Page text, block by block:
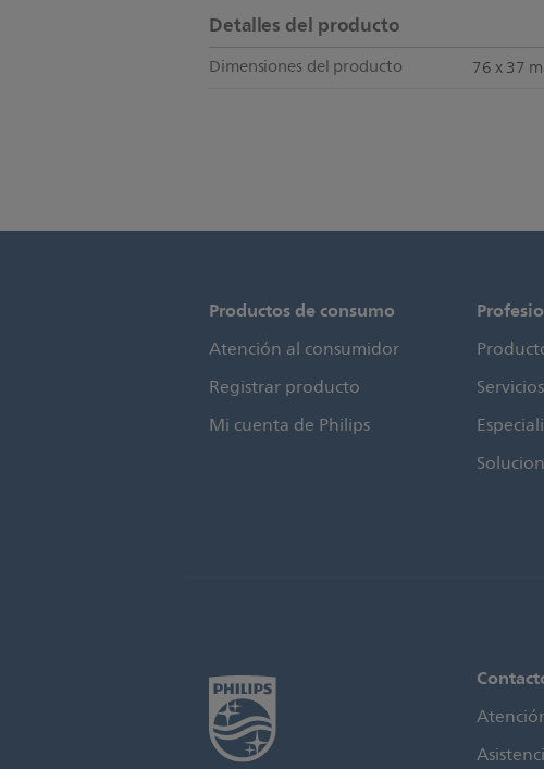
Detalles del producto
Dimensiones del producto 76 x 37
Productos de consumo
Atención al consumidor
Registrar producto
Mi cuenta de Philips
Servicios